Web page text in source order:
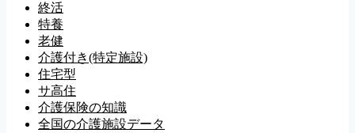
終活
特養
老健
介護付き(特定施設)
住宅型
サ高住
介護保険の知識
全国の介護施設データ